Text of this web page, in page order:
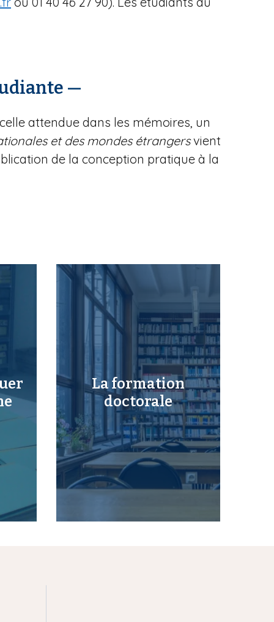
—
attendue dans les mémoires, un
et des mondes étrangersvient
de la conception pratique à la
La formation
doctorale